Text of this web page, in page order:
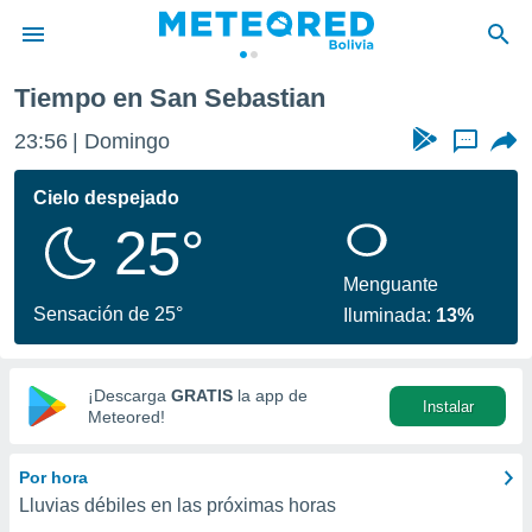
de
ha
calidad.
a este
las
y
digital
basada
Tiempo en San Sebastian
23:56 Domingo ...
Cielo despejado
25°
Sensación de 25°
Menguante
Iluminada: 13%
¡Descarga GRATIS la app de
Meteored!
Instalar
Por hora
Lluvias débiles en las próximas horas